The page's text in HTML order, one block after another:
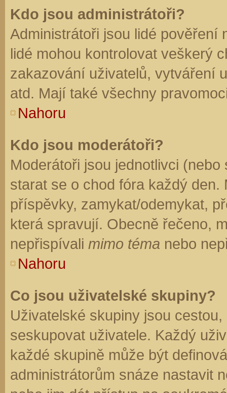
Kdo jsou administrátoři?
Administrátoři jsou lidé pověření
lidé mohou kontrolovat veškerý
zakazování uživatelů, vytváření
atd. Mají také všechny
Nahoru
Kdo jsou moderátoři?
Moderátoři jsou jednotlivci
starat se o chod fóra každý
příspěvky, zamykat/odemykat,
která spravují. Obecně řečeno,
nepřispívali mimo téma nebo
Nahoru
Co jsou uživatelské skupiny?
Uživatelské skupiny jsou
seskupovat uživatele. Každý
každé skupině může být
administrátorům snáze nastavit